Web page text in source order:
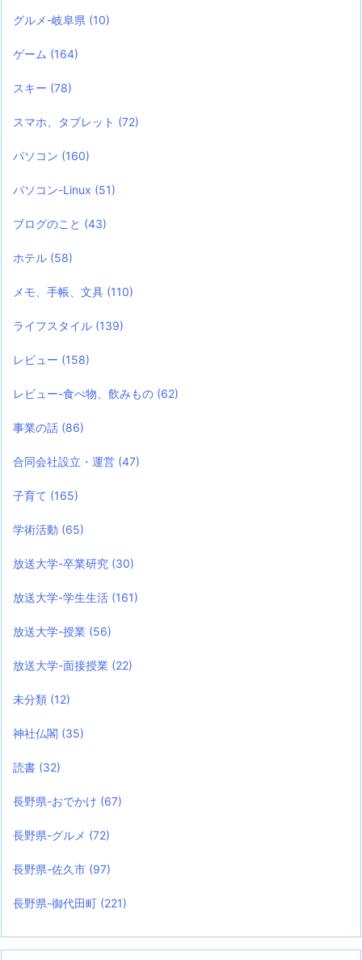
グルメ-岐阜県 (10)
ゲーム (164)
スキー (78)
スマホ、タブレット (72)
パソコン (160)
パソコン-Linux (51)
ブログのこと (43)
ホテル (58)
メモ、手帳、文具 (110)
ライフスタイル (139)
レビュー (158)
レビュー-食べ物、飲みもの (62)
事業の話 (86)
合同会社設立・運営 (47)
子育て (165)
学術活動 (65)
放送大学-卒業研究 (30)
放送大学-学生生活 (161)
放送大学-授業 (56)
放送大学-面接授業 (22)
未分類 (12)
神社仏閣 (35)
読書 (32)
長野県-おでかけ (67)
長野県-グルメ (72)
長野県-佐久市 (97)
長野県-御代田町 (221)